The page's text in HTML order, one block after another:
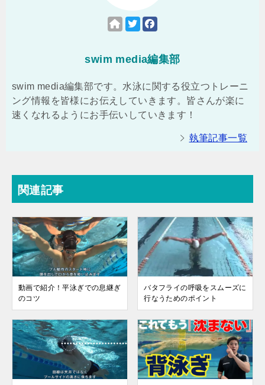
swim media編集部
swim media編集部です。水泳に関する役立つトレーニ
ング情報を皆様にお伝えしていきます。皆さんが楽に
速くなれるようにお手伝いしていきます！
執筆記事一覧
関連記事
動画で紹介！平泳ぎでの息継ぎ
のコツ
バタフライの呼吸をスムーズに
行なうためのポイント